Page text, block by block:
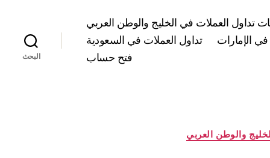
تداول العملات في الخليج والوطن العربي
الإمارات
تداول العملات في السعودية
فتح حساب
البحث
والوطن العربي